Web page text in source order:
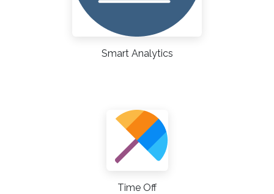
Smart Analytics
Time Off